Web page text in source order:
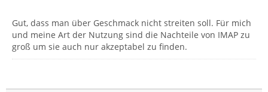
Gut, dass man über Geschmack nicht streiten soll. Für mich
und meine Art der Nutzung sind die Nachteile von IMAP zu
groß um sie auch nur akzeptabel zu finden.